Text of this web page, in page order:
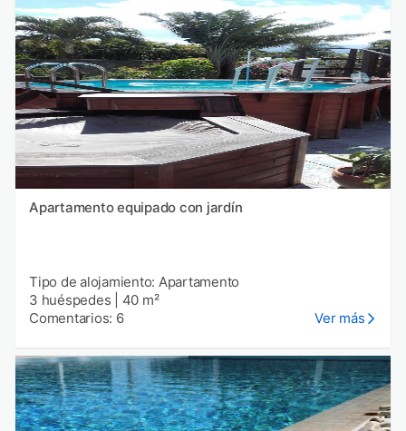
Apartamento equipado con jardín
Tipo de alojamiento: Apartamento
3 huéspedes
40 m²
Comentarios: 6
Ver más